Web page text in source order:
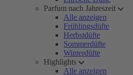
Parfum nach Jahreszeit
Alle anzeigen
Frühlingsdüfte
Herbstdüfte
Sommerdüfte
Winterdüfte
Highlights
Alle anzeigen